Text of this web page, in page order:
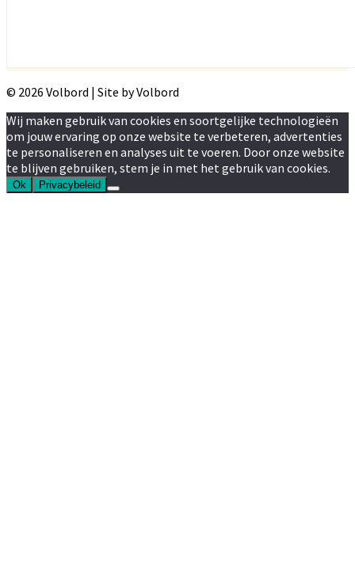
© 2026 Volbord | Site by Volbord
Wij maken gebruik van cookies en soortgelijke technologieën
om jouw ervaring op onze website te verbeteren, advertenties
te personaliseren en analyses uit te voeren. Door onze website
te blijven gebruiken, stem je in met het gebruik van cookies.
Ok Privacybeleid